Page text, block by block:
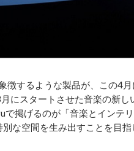
徴するような製品が、この4月
月にスタートさせた音楽の新し
掲げるのが「音楽とインテ
な空間を生み出すことを目指